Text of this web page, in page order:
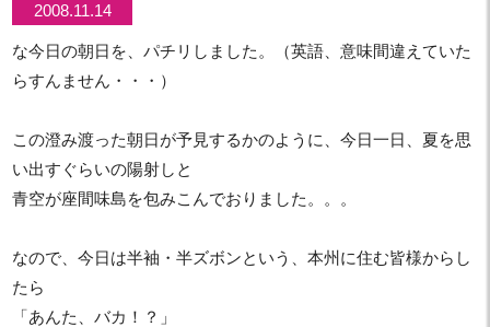
2008.11.14
な今日の朝日を、パチリしました。（英語、意味間違えていた
らすんません・・・）
この澄み渡った朝日が予見するかのように、今日一日、夏を思
い出すぐらいの陽射しと
青空が座間味島を包みこんでおりました。。。
なので、今日は半袖・半ズボンという、本州に住む皆様からし
たら
「あんた、バカ！？」